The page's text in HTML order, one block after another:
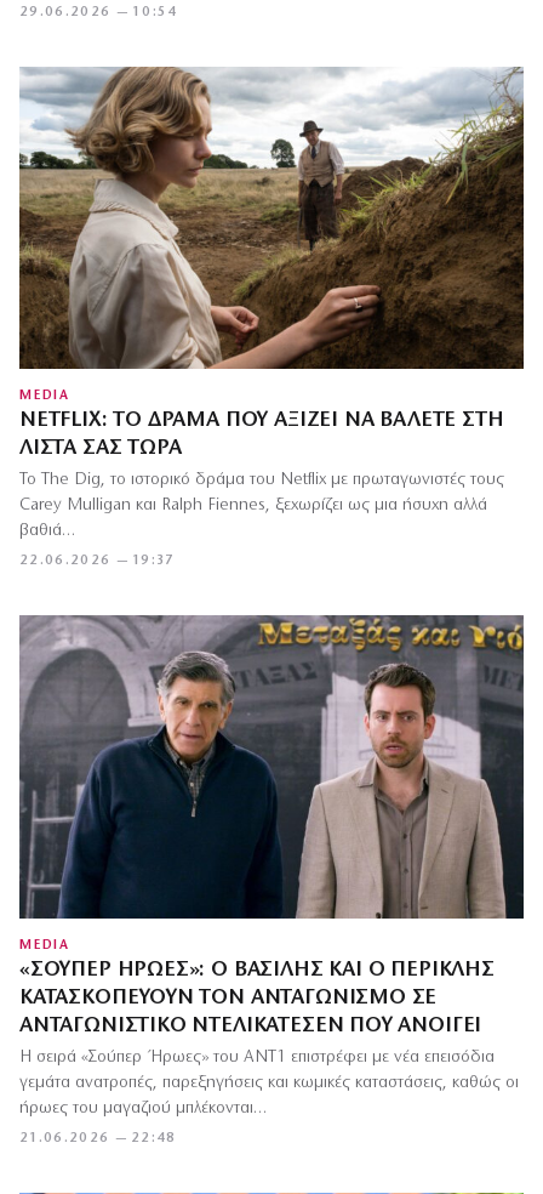
29.06.2026 — 10:54
MEDIA
NETFLIX: ΤΟ ΔΡΆΜΑ ΠΟΥ ΑΞΊΖΕΙ ΝΑ ΒΆΛΕΤΕ ΣΤΗ
ΛΊΣΤΑ ΣΑΣ ΤΏΡΑ
22.06.2026 — 19:37
Το The Dig, το ιστορικό δράμα του Netflix με πρωταγωνιστές τους
Carey Mulligan και Ralph Fiennes, ξεχωρίζει ως μια ήσυχη αλλά
βαθιά…
MEDIA
«ΣΟΎΠΕΡ ΉΡΩΕΣ»: Ο ΒΑΣΊΛΗΣ ΚΑΙ Ο ΠΕΡΙΚΛΉΣ
ΚΑΤΑΣΚΟΠΕΎΟΥΝ ΤΟΝ ΑΝΤΑΓΩΝΙΣΜΌ ΣΕ
ΑΝΤΑΓΩΝΙΣΤΙΚΌ ΝΤΕΛΙΚΑΤΈΣΕΝ ΠΟΥ ΑΝΟΊΓΕΙ
21.06.2026 — 22:48
Η σειρά «Σούπερ Ήρωες» του ΑΝΤ1 επιστρέφει με νέα επεισόδια
γεμάτα ανατροπές, παρεξηγήσεις και κωμικές καταστάσεις, καθώς οι
ήρωες του μαγαζιού μπλέκονται…